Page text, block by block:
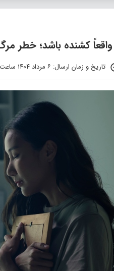
کشنده باشد؛ خطر
تاریخ و زمان ارسال: ۶ مرداد ۱۴۰۴ ساعت ۰۹:۱۹